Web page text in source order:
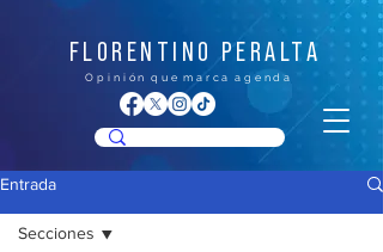
FLORENTINO PERALTA
O p i n i ó n q u e m a r c a a g e n d a
Entrada
Secciones